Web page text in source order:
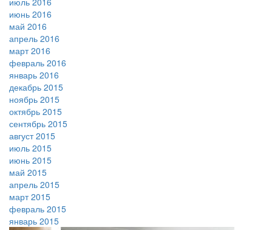
июнь 2016
май 2016
апрель 2016
март 2016
февраль 2016
январь 2016
декабрь 2015
ноябрь 2015
октябрь 2015
сентябрь 2015
август 2015
июль 2015
июнь 2015
май 2015
апрель 2015
март 2015
февраль 2015
январь 2015